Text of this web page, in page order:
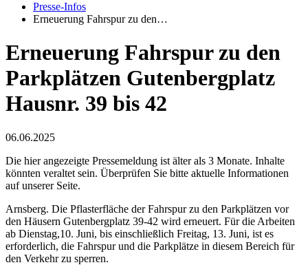
Presse-Infos
Erneuerung Fahrspur zu den…
Erneuerung Fahrspur zu den
Parkplätzen Gutenbergplatz
Hausnr. 39 bis 42
06.06.2025
Die hier angezeigte Pressemeldung ist älter als 3 Monate. Inhalte
könnten veraltet sein. Überprüfen Sie bitte aktuelle Informationen
auf unserer Seite.
Arnsberg. Die Pflasterfläche der Fahrspur zu den Parkplätzen vor
den Häusern Gutenbergplatz 39-42 wird erneuert. Für die Arbeiten
ab Dienstag,10. Juni, bis einschließlich Freitag, 13. Juni, ist es
erforderlich, die Fahrspur und die Parkplätze in diesem Bereich für
den Verkehr zu sperren.